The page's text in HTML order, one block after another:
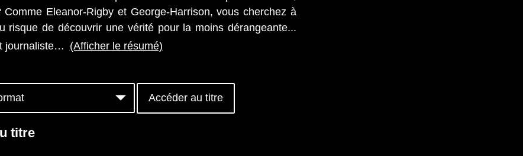
Comme Eleanor-Rigby et George-Harrison, vous cherchez à
risque de découvrir une vérité pour la moins dérangeante...
journaliste… (Afficher le résumé)
Accéder au titre
titre